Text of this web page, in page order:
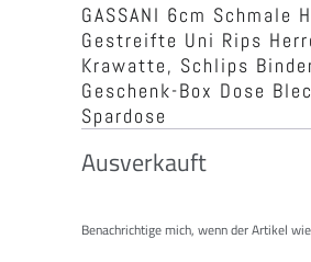
GASSANI 6cm Schmale
Gestreifte Uni Rips
Krawatte, Schlips
Geschenk-Box Dose
Spardose
Ausverkauft
Benachrichtigen
Benachrichtige mich, wenn der Artikel